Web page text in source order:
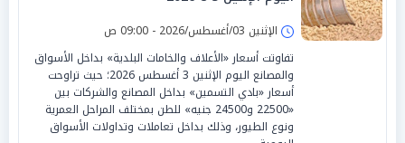
الإثنين 03/أغسطس/2026 - 09:00 ص
تفاوتت أسعار «الأعلاف والخامات البلدية» بداخل الأسواق
والمصانع اليوم الإثنين 3 أغسطس 2026؛ حيث تراوحت
أسعار «بادي التسمين» بداخل المصانع والشركات بين
«22500 و24500 جنيه» للطن بمختلف المراحل العمرية
ونوع الطيور، وذلك بداخل تعاملات وتداولات الأسواق